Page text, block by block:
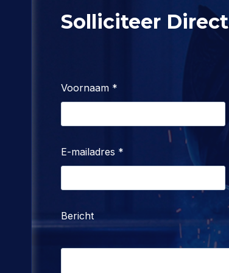
Solliciteer Direct
Voornaam *
E-mailadres *
Bericht